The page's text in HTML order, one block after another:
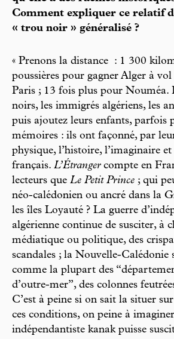
Comment expliquer ce relatif
« trou noir » généralisé ?
« Prenons la distance : 1 300
poussières pour gagner Alger à vol
Paris ; 13 fois plus pour Nouméa.
noirs, les immigrés algériens, les
puis ajoutez leurs enfants, parfois
mémoires : ils ont façonné, par
physique, l’histoire, l’imaginaire et
français. L’Étranger compte en
lecteurs que Le Petit Prince ; qui
néo-calédonien ou ancré dans la
les îles Loyauté ? La guerre
algérienne continue de susciter, à
médiatique ou politique, des
scandales ; la Nouvelle-Calédonie
comme la plupart des
d’outre-mer”, des colonnes
C’est à peine si on sait la situer
ces conditions, on peine à
indépendantiste kanak puisse